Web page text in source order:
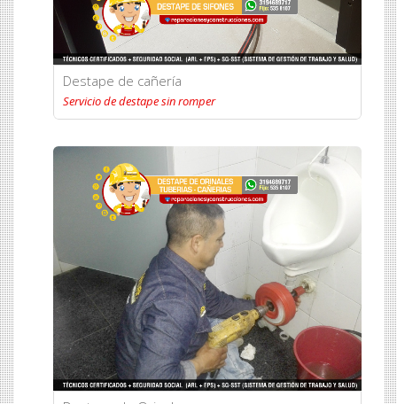
Destape de cañería
Servicio de destape sin romper